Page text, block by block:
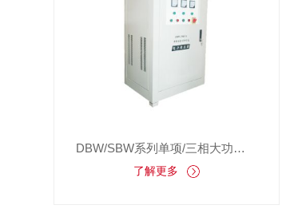
DBW/SBW系列单项/三相大功率补偿式电力稳电器
了解更多